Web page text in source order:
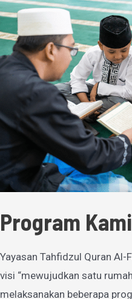
Program Kami
Yayasan Tahfidzul Quran
visi “mewujudkan satu
melaksanakan beberapa